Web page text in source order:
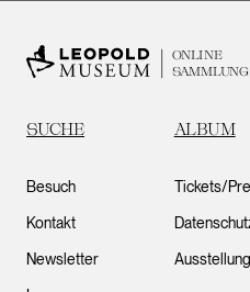
ONLINE
SAMMLUNG
SUCHE ALBUM
Besuch
Kontakt
Newsletter
Tickets/